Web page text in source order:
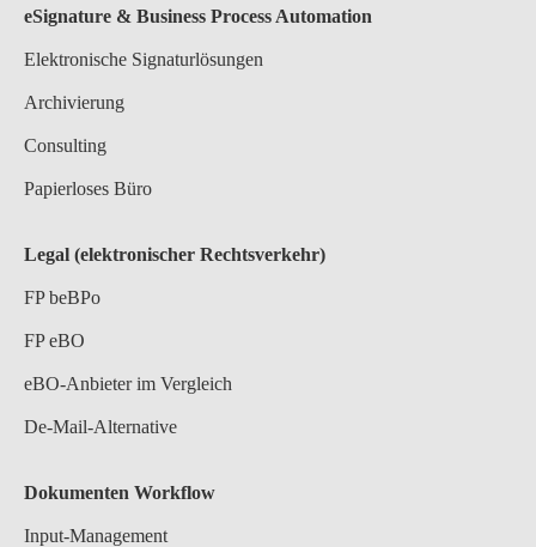
eSignature & Business Process Automation
Elektronische Signaturlösungen
Archivierung
Consulting
Papierloses Büro
Legal (elektronischer Rechtsverkehr)
FP beBPo
FP eBO
eBO-Anbieter im Vergleich
De-Mail-Alternative
Dokumenten Workflow
Input-Management